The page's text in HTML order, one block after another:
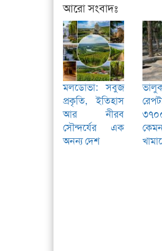
আরো সংবাদঃ
মলডোভা: সবুজ
প্রকৃতি, ইতিহাস
আর নীরব
সৌন্দর্যের এক
অনন্য দেশ